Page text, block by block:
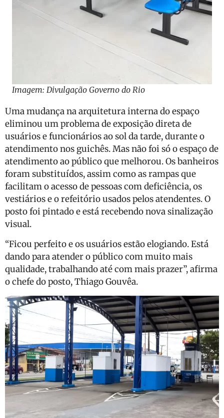
Imagem: Divulgação Governo do Rio
Uma mudança na arquitetura interna do espaço
eliminou um problema de exposição direta de
usuários e funcionários ao sol da tarde, durante o
atendimento nos guichês. Mas não foi só o espaço de
atendimento ao público que melhorou. Os banheiros
foram substituídos, assim como as rampas que
facilitam o acesso de pessoas com deficiência, os
vestiários e o refeitório usados pelos atendentes. O
posto foi pintado e está recebendo nova sinalização
visual.
“Ficou perfeito e os usuários estão elogiando. Está
dando para atender o público com muito mais
qualidade, trabalhando até com mais prazer”, afirma
o chefe do posto, Thiago Gouvêa.